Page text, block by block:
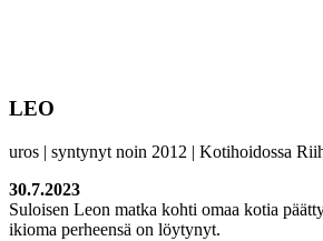
LEO
uros | syntynyt noin 2012 | Kotihoidossa
30.7.2023
Suloisen Leon matka kohti omaa kotia
ikioma perheensä on löytynyt.